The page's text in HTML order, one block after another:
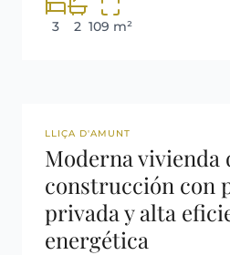
3 2 109 m²
REF: 3041
LLIÇA D'AMUNT
Moderna vivienda
construcción con
privada y alta
energética